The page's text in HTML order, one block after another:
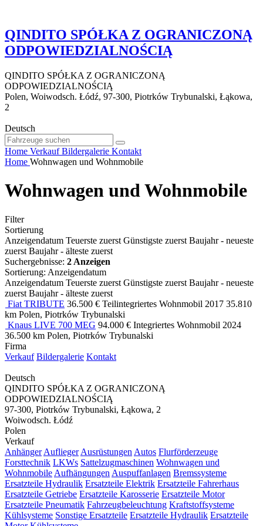
QINDITO SPÓŁKA Z OGRANICZONĄ
ODPOWIEDZIALNOŚCIĄ
QINDITO SPÓŁKA Z OGRANICZONĄ
ODPOWIEDZIALNOŚCIĄ
Polen, Woiwodsch. Łódź, 97-300, Piotrków Trybunalski, Łąkowa,
2
Deutsch
Home Verkauf Bildergalerie Kontakt
Home Wohnwagen und Wohnmobile
Wohnwagen und Wohnmobile
Filter
Sortierung
Anzeigendatum Teuerste zuerst Günstigste zuerst Baujahr - neueste
zuerst Baujahr - älteste zuerst
Suchergebnisse: 2 Anzeigen
Sortierung: Anzeigendatum
Anzeigendatum Teuerste zuerst Günstigste zuerst Baujahr - neueste
zuerst Baujahr - älteste zuerst
Fiat TRIBUTE 36.500 € Teilintegriertes Wohnmobil 2017 35.810
km Polen, Piotrków Trybunalski
Knaus LIVE 700 MEG 94.000 € Integriertes Wohnmobil 2024
36.500 km Polen, Piotrków Trybunalski
Firma
Verkauf Bildergalerie Kontakt
Deutsch
QINDITO SPÓŁKA Z OGRANICZONĄ
ODPOWIEDZIALNOŚCIĄ
97-300, Piotrków Trybunalski, Łąkowa, 2
Woiwodsch. Łódź
Polen
Verkauf
Anhänger Auflieger Ausrüstungen Autos Flurförderzeuge
Forsttechnik LKWs Sattelzugmaschinen Wohnwagen und
Wohnmobile Aufhängungen Auspuffanlagen Bremssysteme
Ersatzteile Hydraulik Ersatzteile Elektrik Ersatzteile Fahrerhaus
Ersatzteile Getriebe Ersatzteile Karosserie Ersatzteile Motor
Ersatzteile Pneumatik Fahrzeugbeleuchtung Kraftstoffsysteme
Kühlsysteme Sonstige Ersatzteile Ersatzteile Hydraulik Ersatzteile